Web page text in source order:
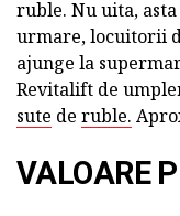
ruble. Nu uita,
urmare, locuitorii
ajunge la
Revitalift de
sute de ruble.
VALOARE